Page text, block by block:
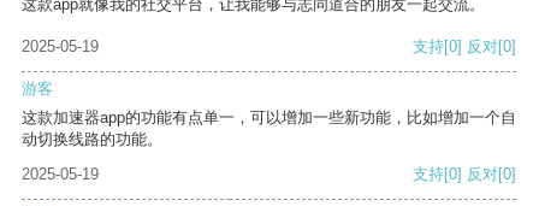
这款app就像我的社交平台，让我能够与志同道合的朋友一起交流。
2025-05-19 支持[0] 反对[0]
游客
这款加速器app的功能有点单一，可以增加一些新功能，比如增加一个自
动切换线路的功能。
2025-05-19
支持[0] 反对[0]